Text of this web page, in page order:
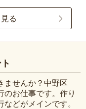
る
ませんか？中野区
のお仕事です。作り
どがメインです。